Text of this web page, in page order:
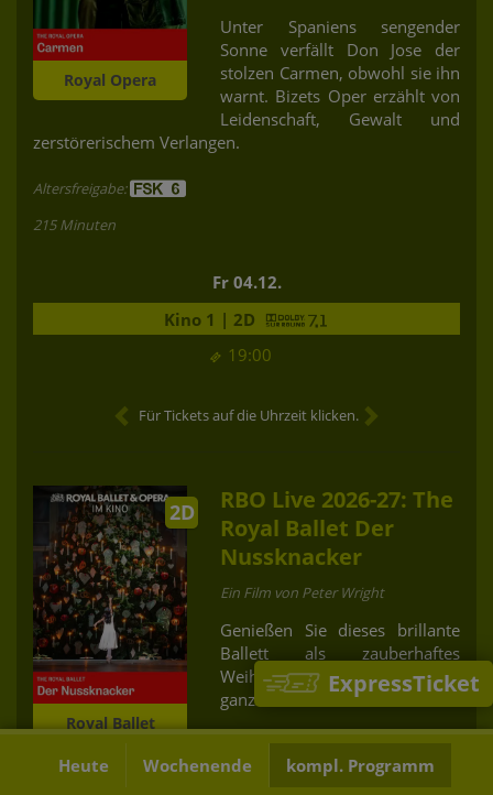
Heute Wochenende kompl. Programm
ExpressTicket
Royal Opera
Unter Spaniens sengender
Sonne verfällt Don Jose der
stolzen Carmen, obwohl sie ihn
warnt. Bizets Oper erzählt von
Leidenschaft, Gewalt und
zerstörerischem Verlangen.
Altersfreigabe:
215 Minuten
Fr 04.12.
19:00
Kino 1 | 2D
Für Tickets auf die Uhrzeit klicken.
2D
Royal Ballet
RBO Live 2026-27: The
Royal Ballet Der
Nussknacker
Ein Film von Peter Wright
Genießen Sie dieses brillante
Ballett als zauberhaftes
Weihnachtsvergnügen für die
ganze Familie.
Altersfreigabe: